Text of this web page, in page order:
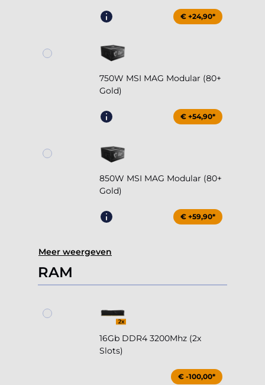
€ +24,90*
750W MSI MAG Modular (80+
Gold)
€ +54,90*
850W MSI MAG Modular (80+
Gold)
€ +59,90*
Meer weergeven
RAM
16Gb DDR4 3200Mhz (2x
Slots)
€ -100,00*